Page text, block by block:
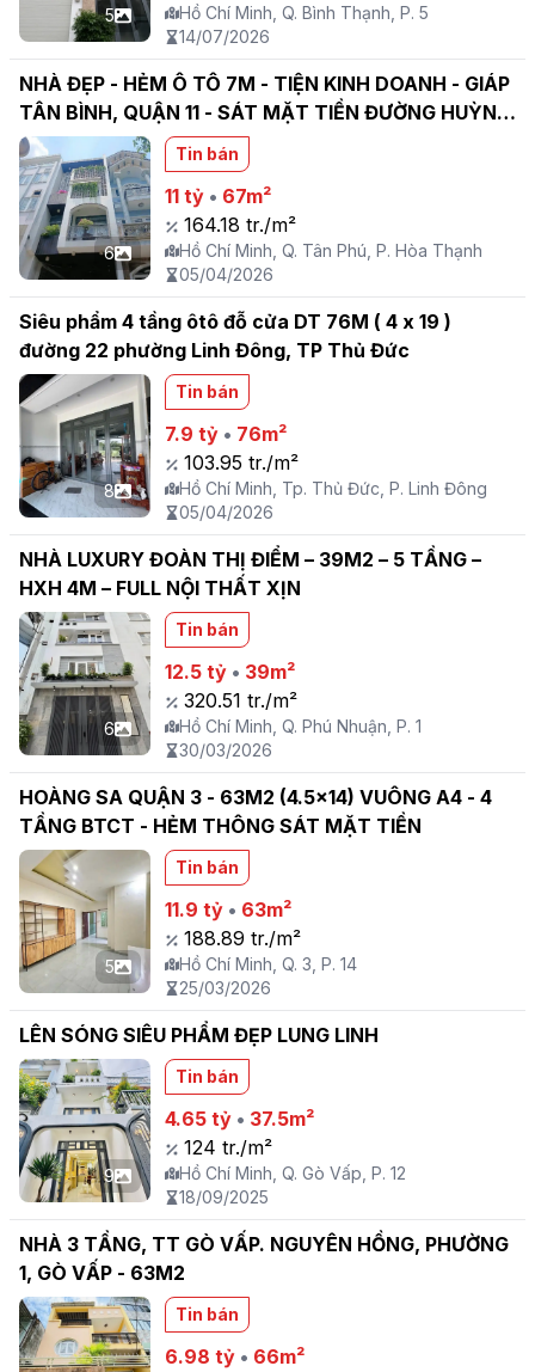
5
Hồ Chí Minh, Q. Bình Thạnh, P. 5
14/07/2026
NHÀ ĐẸP - HẺM Ô TÔ 7M - TIỆN KINH DOANH - GIÁP
TÂN BÌNH, QUẬN 11 - SÁT MẶT TIỀN ĐƯỜNG HUỲNH
THIỆN LỘC - P. TÂN PHÚ
6
Tin bán
11 tỷ • 67m²
164.18 tr./m²
Hồ Chí Minh, Q. Tân Phú, P. Hòa Thạnh
05/04/2026
Siêu phẩm 4 tầng ôtô đỗ cửa DT 76M ( 4 x 19 )
đường 22 phường Linh Đông, TP Thủ Đức
8
Tin bán
7.9 tỷ • 76m²
103.95 tr./m²
Hồ Chí Minh, Tp. Thủ Đức, P. Linh Đông
05/04/2026
NHÀ LUXURY ĐOÀN THỊ ĐIỂM – 39M2 – 5 TẦNG –
HXH 4M – FULL NỘI THẤT XỊN
6
Tin bán
12.5 tỷ • 39m²
320.51 tr./m²
Hồ Chí Minh, Q. Phú Nhuận, P. 1
30/03/2026
HOÀNG SA QUẬN 3 - 63M2 (4.5x14) VUÔNG A4 - 4
TẦNG BTCT - HẺM THÔNG SÁT MẶT TIỀN
5
Tin bán
11.9 tỷ • 63m²
188.89 tr./m²
Hồ Chí Minh, Q. 3, P. 14
25/03/2026
LÊN SÓNG SIÊU PHẨM ĐẸP LUNG LINH
9
Tin bán
4.65 tỷ • 37.5m²
124 tr./m²
Hồ Chí Minh, Q. Gò Vấp, P. 12
18/09/2025
NHÀ 3 TẦNG, TT GÒ VẤP. NGUYÊN HỒNG, PHƯỜNG
1, GÒ VẤP - 63M2
Tin bán
6.98 tỷ • 66m²